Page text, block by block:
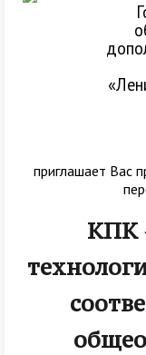
приглашает Вас
КПК